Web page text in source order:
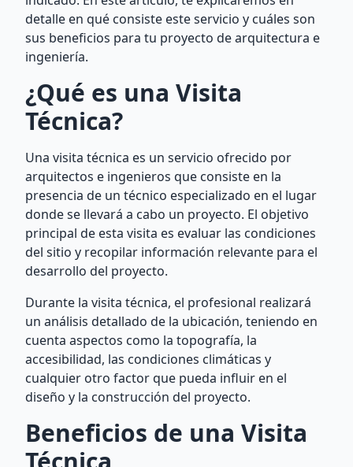
detalle en qué consiste este servicio y cuáles son
sus beneficios para tu proyecto de arquitectura e
ingeniería.
¿Qué es una Visita
Técnica?
Una visita técnica es un servicio ofrecido por
arquitectos e ingenieros que consiste en la
presencia de un técnico especializado en el lugar
donde se llevará a cabo un proyecto. El objetivo
principal de esta visita es evaluar las condiciones
del sitio y recopilar información relevante para el
desarrollo del proyecto.
Durante la visita técnica, el profesional realizará
un análisis detallado de la ubicación, teniendo en
cuenta aspectos como la topografía, la
accesibilidad, las condiciones climáticas y
cualquier otro factor que pueda influir en el
diseño y la construcción del proyecto.
Beneficios de una Visita